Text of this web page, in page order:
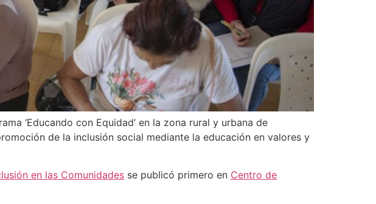
‘Educando con Equidad’ en la zona rural y urbana de
de la inclusión social mediante la educación en valores y
en las Comunidades se publicó primero en Centro de